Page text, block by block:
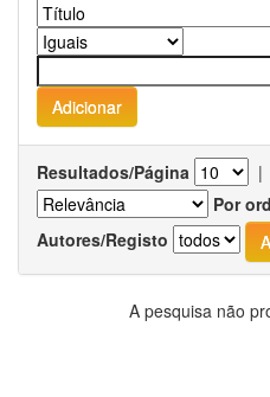
Resultados/Página |
Por
Autores/Registo
A pesquisa não